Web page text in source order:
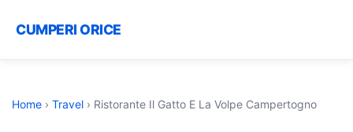
CUMPERI ORICE
Home › Travel › Ristorante Il Gatto E La Volpe Campertogno